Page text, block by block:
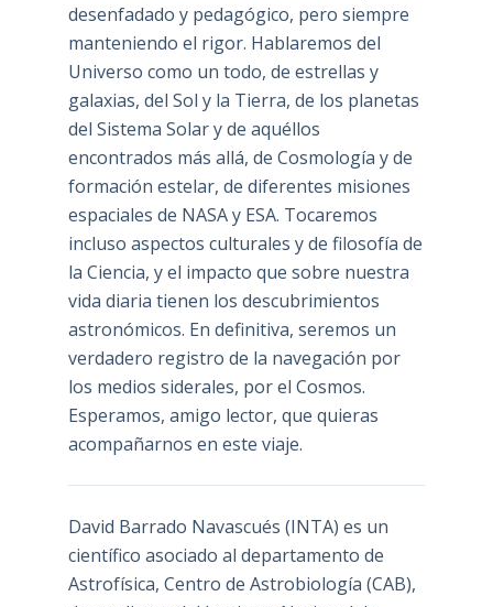
desenfadado y pedagógico, pero siempre
manteniendo el rigor. Hablaremos del
Universo como un todo, de estrellas y
galaxias, del Sol y la Tierra, de los planetas
del Sistema Solar y de aquéllos
encontrados más allá, de Cosmología y de
formación estelar, de diferentes misiones
espaciales de NASA y ESA. Tocaremos
incluso aspectos culturales y de filosofía de
la Ciencia, y el impacto que sobre nuestra
vida diaria tienen los descubrimientos
astronómicos. En definitiva, seremos un
verdadero registro de la navegación por
los medios siderales, por el Cosmos.
Esperamos, amigo lector, que quieras
acompañarnos en este viaje.
David Barrado Navascués (INTA) es un
científico asociado al departamento de
Astrofísica, Centro de Astrobiología (CAB),